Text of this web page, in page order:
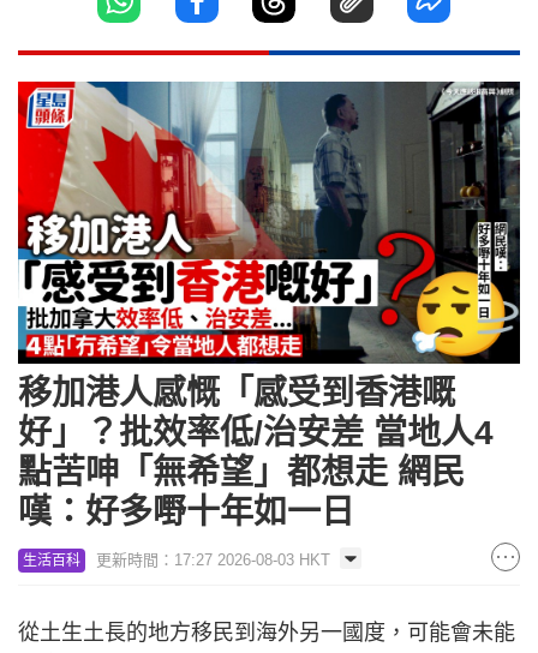
移加港人感慨「感受到香港嘅
好」？批效率低/治安差 當地人4
點苦呻「無希望」都想走 網民
嘆：好多嘢十年如一日
生活百科 更新時間：17:27 2026-08-03 HKT
從土生土長的地方移民到海外另一國度，可能會未能